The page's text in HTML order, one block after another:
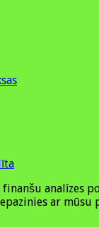
analīzes
ar